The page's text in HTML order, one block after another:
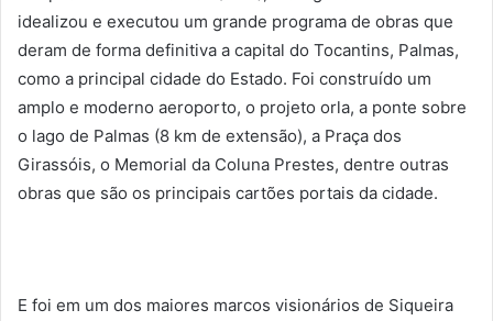
idealizou e executou um grande programa de obras que
deram de forma definitiva a capital do Tocantins, Palmas,
como a principal cidade do Estado. Foi construído um
amplo e moderno aeroporto, o projeto orla, a ponte sobre
o lago de Palmas (8 km de extensão), a Praça dos
Girassóis, o Memorial da Coluna Prestes, dentre outras
obras que são os principais cartões portais da cidade.
E foi em um dos maiores marcos visionários de Siqueira